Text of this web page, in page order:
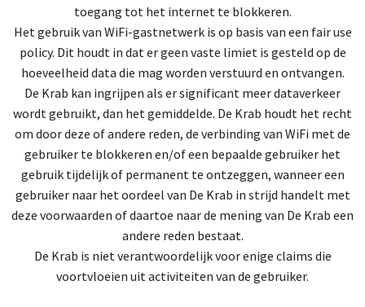
toegang tot het internet te blokkeren.
Het gebruik van WiFi-gastnetwerk is op basis van een fair use
policy. Dit houdt in dat er geen vaste limiet is gesteld op de
hoeveelheid data die mag worden verstuurd en ontvangen.
De Krab kan ingrijpen als er significant meer dataverkeer
wordt gebruikt, dan het gemiddelde. De Krab houdt het recht
om door deze of andere reden, de verbinding van WiFi met de
gebruiker te blokkeren en/of een bepaalde gebruiker het
gebruik tijdelijk of permanent te ontzeggen, wanneer een
gebruiker naar het oordeel van De Krab in strijd handelt met
deze voorwaarden of daartoe naar de mening van De Krab een
andere reden bestaat.
De Krab is niet verantwoordelijk voor enige claims die
voortvloeien uit activiteiten van de gebruiker.